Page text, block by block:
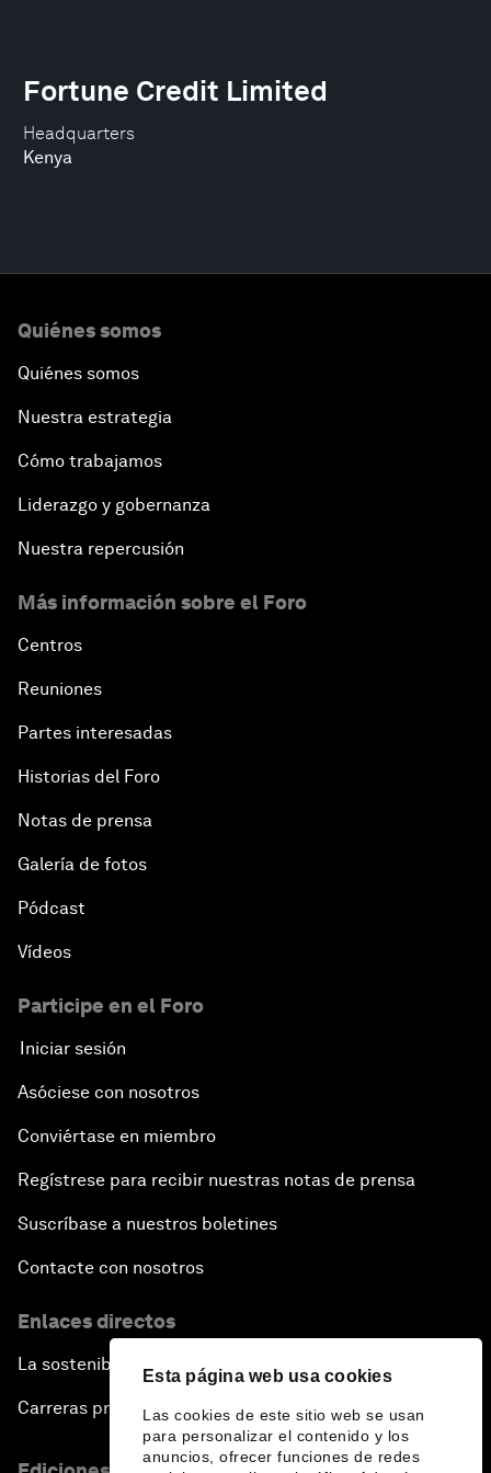
Esta página web usa cookies
Las cookies de este sitio web se usan
para personalizar el contenido y los
anuncios, ofrecer funciones de redes
Headquarters
Kenya
Fortune Credit Limited
Quiénes somos
Quiénes somos
Nuestra estrategia
Cómo trabajamos
Liderazgo y gobernanza
Nuestra repercusión
Más información sobre el Foro
Centros
Reuniones
Partes interesadas
Historias del Foro
Notas de prensa
Galería de fotos
Pódcast
Vídeos
Participe en el Foro
Iniciar sesión
Asóciese con nosotros
Conviértase en miembro
Regístrese para recibir nuestras notas de prensa
Suscríbase a nuestros boletines
Contacte con nosotros
Enlaces directos
La sostenibilidad en el Foro
Carreras profesionales